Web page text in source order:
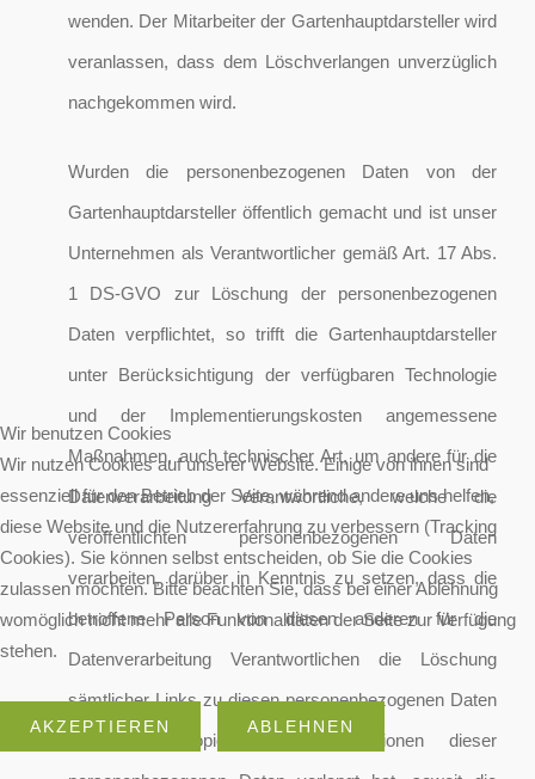
wenden. Der Mitarbeiter der Gartenhauptdarsteller wird
veranlassen, dass dem Löschverlangen unverzüglich
nachgekommen wird.
Wurden die personenbezogenen Daten von der
Gartenhauptdarsteller öffentlich gemacht und ist unser
Unternehmen als Verantwortlicher gemäß Art. 17 Abs.
1 DS-GVO zur Löschung der personenbezogenen
Daten verpflichtet, so trifft die Gartenhauptdarsteller
unter Berücksichtigung der verfügbaren Technologie
und der Implementierungskosten angemessene
Maßnahmen, auch technischer Art, um andere für die
Datenverarbeitung Verantwortliche, welche die
veröffentlichten personenbezogenen Daten
verarbeiten, darüber in Kenntnis zu setzen, dass die
betroffene Person von diesen anderen für die
Datenverarbeitung Verantwortlichen die Löschung
sämtlicher Links zu diesen personenbezogenen Daten
oder von Kopien oder Replikationen dieser
Wir benutzen Cookies
Wir nutzen Cookies auf unserer Website. Einige von ihnen sind
essenziell für den Betrieb der Seite, während andere uns helfen,
diese Website und die Nutzererfahrung zu verbessern (Tracking
Cookies). Sie können selbst entscheiden, ob Sie die Cookies
zulassen möchten. Bitte beachten Sie, dass bei einer Ablehnung
womöglich nicht mehr alle Funktionalitäten der Seite zur Verfügung
stehen.
AKZEPTIEREN ABLEHNEN